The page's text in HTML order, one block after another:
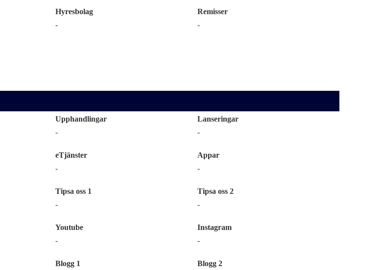
Hyresbolag
-
Remisser
-
Upphandlingar
-
Lanseringar
-
eTjänster
-
Appar
-
Tipsa oss 1
-
Tipsa oss 2
-
Youtube
-
Instagram
-
Blogg 1
Blogg 2